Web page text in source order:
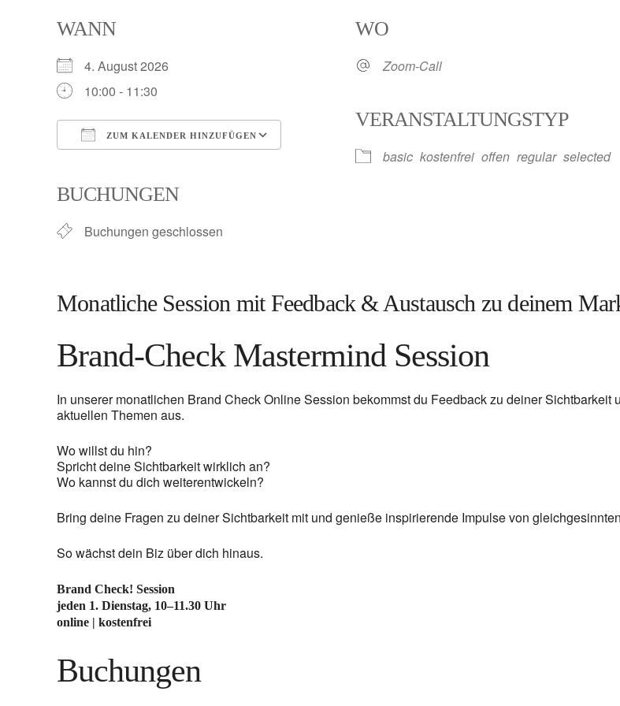
content
WANN
4. August 2026
10:00 - 11:30
ZUM KALENDER HINZUFÜGEN
Google Kalender iCalendar
BUCHUNGEN
Buchungen geschlossen
WO
Zoom-Call
VERANSTALTUNGSTYP
basic kostenfrei offen regular selected
Monatliche Session mit Feedback & Austausch zu deinem
Brand-Check Mastermind Session
In unserer monatlichen Brand Check Online Session bekommst du Feedback zu deiner
aktuellen Themen aus.
Wo willst du hin?
Spricht deine Sichtbarkeit wirklich an?
Wo kannst du dich weiterentwickeln?
Bring deine Fragen zu deiner Sichtbarkeit mit und genieße inspirierende Impulse von
So wächst dein Biz über dich hinaus.
Brand Check! Session
jeden 1. Dienstag, 10–11.30 Uhr
online | kostenfrei
Buchungen